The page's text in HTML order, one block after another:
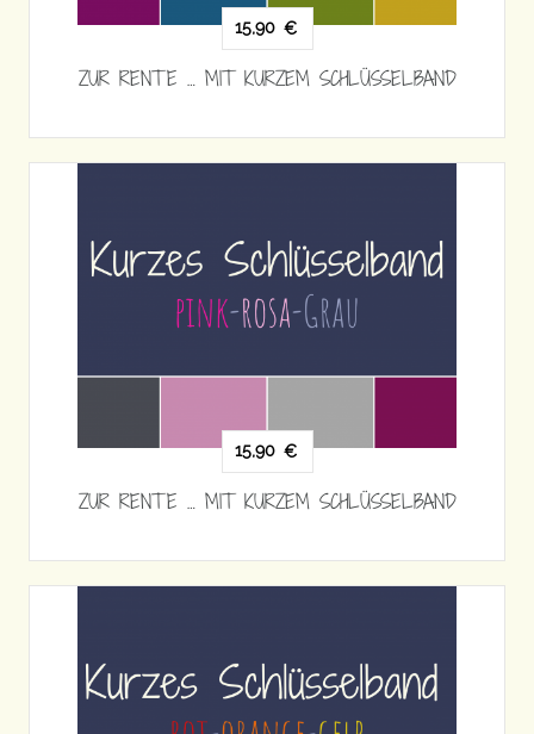
15,90 €
ZUR RENTE … MIT KURZEM SCHLÜSSELBAND
15,90 €
ZUR RENTE … MIT KURZEM SCHLÜSSELBAND